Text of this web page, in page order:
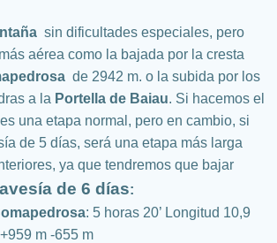
sin dificultades especiales, pero
aérea como la bajada por la cresta
de 2942 m. o la subida por los
a la Portella de Baiau. Si hacemos el
una etapa normal, pero en cambio, si
de 5 días, será una etapa más larga
ya que tendremos que bajar
de 6 días:
: 5 horas 20’ Longitud 10,9
m -655 m